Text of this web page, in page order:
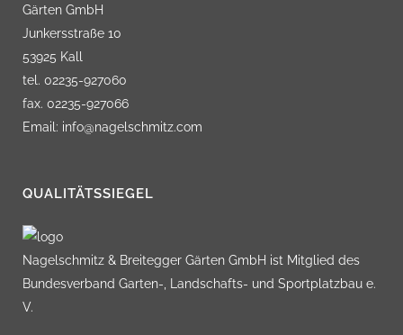
Gärten GmbH
Junkersstraße 10
53925 Kall
tel. 02235-927060
fax. 02235-927066
Email: info@nagelschmitz.com
QUALITÄTSSIEGEL
Nagelschmitz & Breitegger Gärten GmbH ist Mitglied des
Bundesverband Garten-, Landschafts- und Sportplatzbau e.
V.